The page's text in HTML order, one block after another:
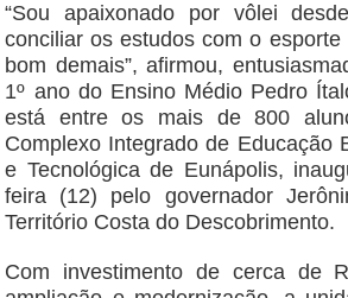
“Sou apaixonado por vôlei
conciliar os estudos com o
bom demais”, afirmou,
1º ano do Ensino Médio Pedro
está entre os mais de 800
Complexo Integrado de Educação
e Tecnológica de Eunápolis,
feira (12) pelo governador
Território Costa do Descobrimento.
Com investimento de cerca de